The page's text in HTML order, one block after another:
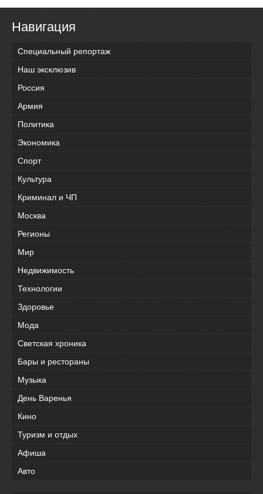
Навигация
Специальный репортаж
Наш эксклюзив
Россия
Армия
Политика
Экономика
Спорт
Культура
Криминал и ЧП
Москва
Регионы
Мир
Недвижимость
Технологии
Здоровье
Мода
Светская хроника
Бары и рестораны
Музыка
День Варенья
Кино
Туризм и отдых
Афиша
Авто